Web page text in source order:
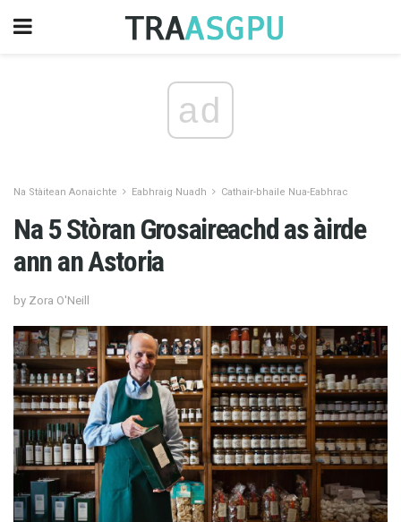
ad
Na Stàitean Aonaichte Eabhraig Nuadh Cathair-bhaile Nua-Eabhrac
Na 5 Stòran Grosaireachd as àirde
ann an Astoria
by Zora O'Neill